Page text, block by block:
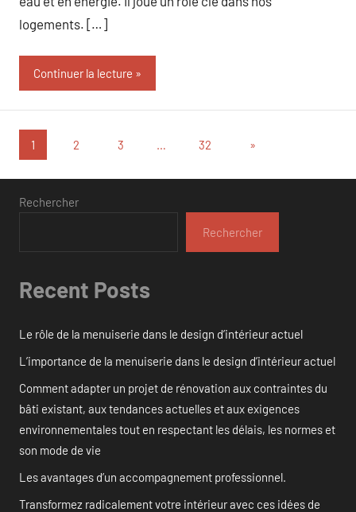
logements. […]
Continuer la lecture
Pagination
des
publications
1 2 3 … 32
Articles
»
Rechercher
Rechercher
Recent Posts
Le rôle de la menuiserie dans le design d’intérieur actuel
L’importance de la menuiserie dans le design d’intérieur actuel
Comment adapter un projet de rénovation aux contraintes du
bâti existant, aux tendances actuelles et aux exigences
environnementales tout en respectant les délais, les normes et
son mode de vie
Les avantages d’un accompagnement professionnel.
Transformez radicalement votre intérieur avec ces idées de